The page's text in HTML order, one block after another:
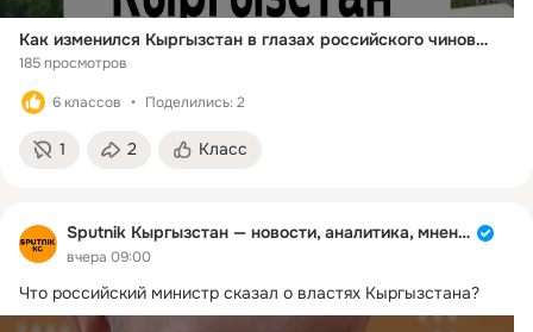
Как изменился Кыргызстан в глазах российского чиновника
185 просмотров
6 классов Поделились: 2
1 2 Класс
Sputnik Кыргызстан — новости, аналитика, мнения
вчера 09:00
Что российский министр сказал о властях Кыргызстана?